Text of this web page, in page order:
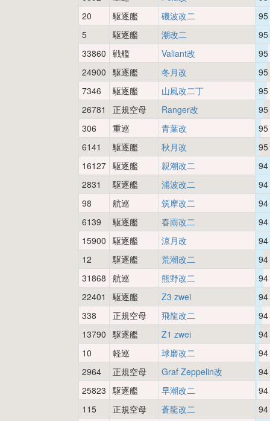
20
駆逐艦 磯波改二
95
5
駆逐艦 潮改二
95
33860 戦艦 Valiant改
95
24900 駆逐艦 冬月改
95
7346
駆逐艦 山風改二丁
95
26781
正規空母 Ranger改
95
306
重巡 青葉改
95
6141
駆逐艦 秋月改
95
16127 駆逐艦 親潮改二
94
2831
駆逐艦 浦波改二
94
98
航巡 筑摩改二
94
6139
駆逐艦 春雨改二
94
15900 駆逐艦 涼月改
94
12
駆逐艦 荒潮改二
94
31868 航巡 熊野改二
94
22401
駆逐艦 Z3 zwei
94
338
正規空母 飛龍改二
94
13790 駆逐艦 Z1 zwei
94
10
軽巡 球磨改二
94
2964
正規空母 Graf Zeppelin改
94
25823 駆逐艦 早潮改二
94
115
正規空母 蒼龍改二
94